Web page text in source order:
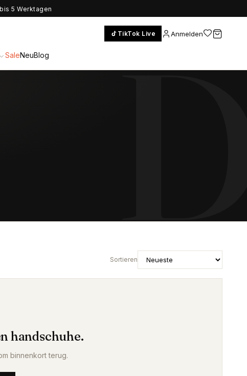
5 Werktagen
TikTok Live Anmelden
SaleNeuBlog
Sortieren
handschuhe.
binnenkort terug.